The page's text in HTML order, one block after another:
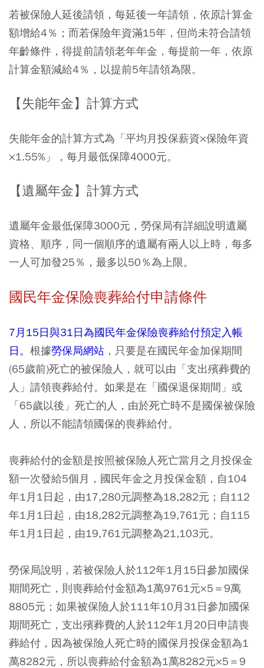
若被保險人延後請領，每延後一年請領，依原計算金
額增給4％；而若保險年資滿15年，但尚未符合請領
年齡條件，得提前請領老年年金，每提前一年，依原
計算金額減給4％，以提前5年請領為限。
【失能年金】計算方式
失能年金的計算方式為「平均月投保薪資×保險年資
×1.55%」，每月最低保障4000元。
【遺屬年金】計算方式
遺屬年金最低保障3000元，勞保局有詳細說明遺屬
資格、順序，同一個順序的遺屬有兩人以上時，每多
一人可加發25％，最多以50％為上限。
國民年金保險喪葬給付申請條件
7月15日與31日為國民年金保險喪葬給付預定入帳
日。 根據勞保局網站 ，只要是在國民年金加保期間
(65歲前)死亡的被保險人，就可以由「支出殯葬費的
人」請領喪葬給付。如果是在「國保退保期間」或
「65歲以後」死亡的人，由於死亡時不是國保被保險
人，所以不能請領國保的喪葬給付。
喪葬給付的金額是按照被保險人死亡當月之月投保金
額一次發給5個月，國民年金之月投保金額，自104
年1月1日起，由17,280元調整為18,282元；自112
年1月1日起，由18,282元調整為19,761元；自115
年1月1日起，由19,761元調整為21,103元。
勞保局說明，若被保險人於112年1月15日參加國保
期間死亡，則喪葬給付金額為1萬9761元×5＝9萬
8805元；如果被保險人於111年10月31日參加國保
期間死亡，支出殯葬費的人於112年1月20日申請喪
葬給付，因為被保險人死亡時的國保月投保金額為1
萬8282元，所以喪葬給付金額為1萬8282元×5＝9